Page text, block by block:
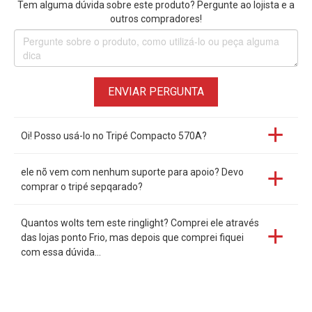
rotação de 90graus ou 360 graus da luz do anel; Pode ser
usado como lâmpada de mesa ou lâmpada de assoalho
como você gosta. Adequado para sala de estar, sala de
estudo, quarto do bebê, banheiro ou escritório
compatível com tripé que tem rosca de 1/4", como tripé de
Obs:Tripé standnão estão incluídos
Tem alguma dúvida sobre este produto? Pergunte ao lojista e a
outros compradores!
ENVIAR PERGUNTA
Oi! Posso usá-lo no Tripé Compacto 570A?
ele nõ vem com nenhum suporte para apoio? Devo
comprar o tripé sepqarado?
Quantos wolts tem este ringlight? Comprei ele através
das lojas ponto Frio, mas depois que comprei fiquei
com essa dúvida...